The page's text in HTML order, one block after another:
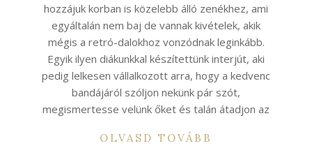
hozzájuk korban is közelebb álló zenékhez, ami
egyáltalán nem baj de vannak kivételek, akik
mégis a retró-dalokhoz vonzódnak leginkább.
Egyik ilyen diákunkkal készítettünk interjút, aki
pedig lelkesen vállalkozott arra, hogy a kedvenc
bandájáról szóljon nekünk pár szót,
megismertesse velünk őket és talán átadjon az
OLVASD TOVÁBB